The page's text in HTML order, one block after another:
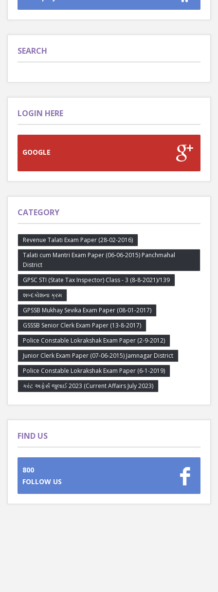
SEARCH
LOGIN HERE
GOOGLE
CATEGORY
Revenue Talati Exam Paper (28-02-2016)
Talati cum Mantri Exam Paper (06-06-2015) Panchmahal
District
GPSC STI (State Tax Inspector) Class - 3 (8-8-2021)/139
શબ્દકોશના ક્રમ
GPSSB Mukhay Sevika Exam Paper (08-01-2017)
GSSSB Senior Clerk Exam Paper (13-8-2017)
Police Constable Lokrakshak Exam Paper (2-9-2012)
Junior Clerk Exam Paper (07-06-2015) Jamnagar District
Police Constable Lokrakshak Exam Paper (6-1-2019)
કરંટ અફેર્સ જુલાઈ 2023 (Current Affairs July 2023)
FIND US
800
FOLLOW US